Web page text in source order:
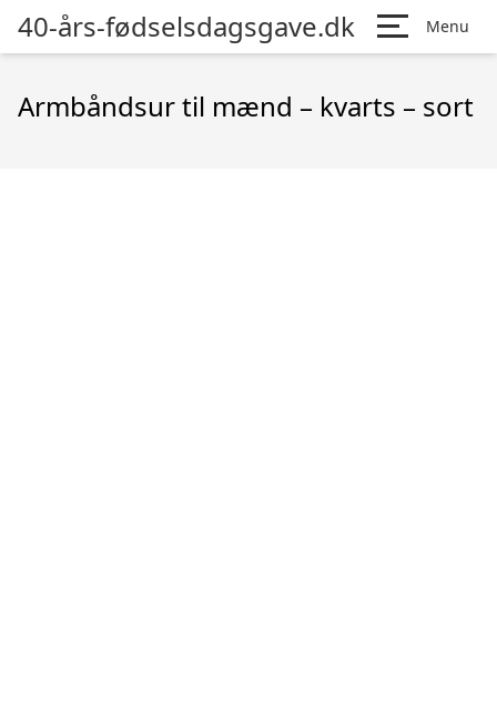
40-års-fødselsdagsgave.dk Menu
Armbåndsur til mænd – kvarts – sort